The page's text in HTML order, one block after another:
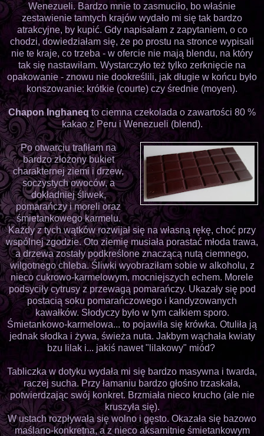
Wenezueli. Bardzo mnie to zasmuciło, bo właśnie
zestawienie tamtych krajów wydało mi się tak bardzo
atrakcyjne, by kupić. Gdy napisałam z zapytaniem, o co
chodzi, dowiedziałam się, że po prostu na stronce wypisali
nie te kraje, co trzeba - w ofercie nie mają blendu, na który
tak się nastawiłam. Wystarczyło też tylko zerknięcie na
opakowanie - znowu nie dookreślili, jak długie w końcu było
konszowanie: krótkie (courte) czy średnie (moyen).
Chapon Inghaneqto ciemna czekolada o zawartości 80 %
kakao z Peru i Wenezueli (blend).
Po otwarciu trafiłam na
bardzo złożony bukiet
charakternej ziemi i drzew,
soczystych owoców, a
dokładniej śliwek,
pomarańczy i moreli oraz
śmietankowego karmelu.
Każdy z tych wątków rozwijał się na własną rękę, choć przy
wspólnej zgodzie. Oto ziemię musiała porastać młoda trawa,
a drzewa zostały podkreślone znaczącą nutą ciemnego,
wilgotnego chleba. Śliwki wyobraziłam sobie w alkoholu, z
nieco cukrowo-karmelowym, mocniejszych echem. Morele
podsyciły cytrusy z przewagą pomarańczy. Ukazały się pod
postacią soku pomarańczowego i kandyzowanych
kawałków. Słodyczy było w tym całkiem sporo.
Śmietankowo-karmelowa... to pojawiła się krówka. Otuliła ją
jednak słodka i żywa, świeża nuta. Jakbym wąchała kwiaty
bzu lilak i... jakiś nawet "lilakowy" miód?
Tabliczka w dotyku wydała mi się bardzo masywna i twarda,
raczej sucha. Przy łamaniu bardzo głośno trzaskała,
potwierdzając swój konkret. Brzmiała nieco krucho (ale nie
kruszyła się).
W ustach rozpływała się wolno i gęsto. Okazała się bazowo
maślano-konkretna, a z nieco aksamitnie śmietankowym